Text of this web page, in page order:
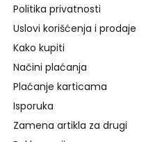
Politika privatnosti
Uslovi korišćenja i prodaje
Kako kupiti
Načini plaćanja
Plaćanje karticama
Isporuka
Zamena artikla za drugi